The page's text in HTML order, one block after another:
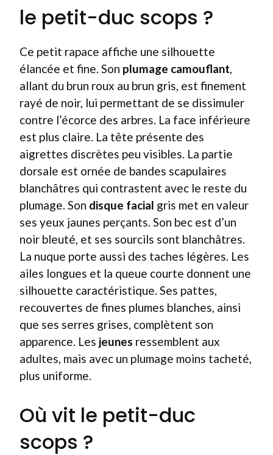
le petit-duc scops ?
Ce petit rapace affiche une silhouette
élancée et fine. Son plumage camouflant,
allant du brun roux au brun gris, est finement
rayé de noir, lui permettant de se dissimuler
contre l’écorce des arbres. La face inférieure
est plus claire. La tête présente des
aigrettes discrètes peu visibles. La partie
dorsale est ornée de bandes scapulaires
blanchâtres qui contrastent avec le reste du
plumage. Son disque facial gris met en valeur
ses yeux jaunes perçants. Son bec est d’un
noir bleuté, et ses sourcils sont blanchâtres.
La nuque porte aussi des taches légères. Les
ailes longues et la queue courte donnent une
silhouette caractéristique. Ses pattes,
recouvertes de fines plumes blanches, ainsi
que ses serres grises, complètent son
apparence. Les jeunes ressemblent aux
adultes, mais avec un plumage moins tacheté,
plus uniforme.
Où vit le petit-duc
scops ?